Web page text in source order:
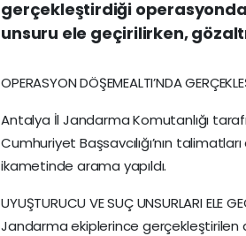
gerçekleştirdiği
unsuru ele geçirilirken,
OPERASYON DÖŞEMEALTI’NDA
Antalya İl Jandarma Komutanlığı
Cumhuriyet Başsavcılığı’nın
ikametinde arama yapıldı.
UYUŞTURUCU VE SUÇ UNSURLARI ELE
Jandarma ekiplerince gerçekleştirilen